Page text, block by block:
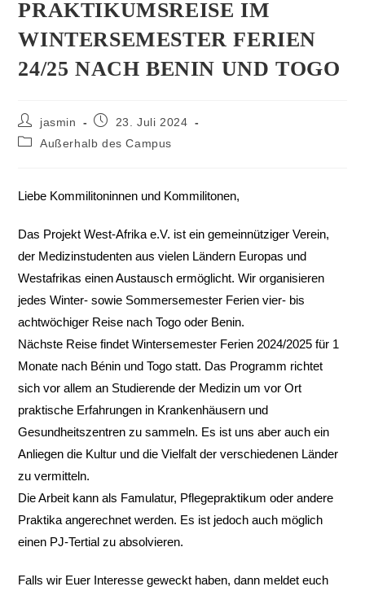
PRAKTIKUMSREISE IM
WINTERSEMESTER FERIEN
24/25 NACH BENIN UND TOGO
jasmin
23. Juli 2024
Außerhalb des Campus
Liebe Kommilitoninnen und Kommilitonen,
Das Projekt West-Afrika e.V. ist ein gemeinnütziger Verein,
der Medizinstudenten aus vielen Ländern Europas und
Westafrikas einen Austausch ermöglicht. Wir organisieren
jedes Winter- sowie Sommersemester Ferien vier- bis
achtwöchiger Reise nach Togo oder Benin.
Nächste Reise findet Wintersemester Ferien 2024/2025 für 1
Monate nach Bénin und Togo statt. Das Programm richtet
sich vor allem an Studierende der Medizin um vor Ort
praktische Erfahrungen in Krankenhäusern und
Gesundheitszentren zu sammeln. Es ist uns aber auch ein
Anliegen die Kultur und die Vielfalt der verschiedenen Länder
zu vermitteln.
Die Arbeit kann als Famulatur, Pflegepraktikum oder andere
Praktika angerechnet werden. Es ist jedoch auch möglich
einen PJ-Tertial zu absolvieren.
Falls wir Euer Interesse geweckt haben, dann meldet euch